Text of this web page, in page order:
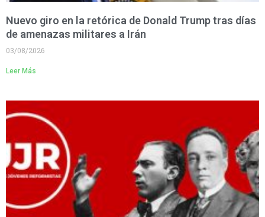
Nuevo giro en la retórica de Donald Trump tras días
de amenazas militares a Irán
03/08/2026
Leer Más